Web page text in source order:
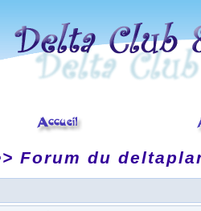
Forum du